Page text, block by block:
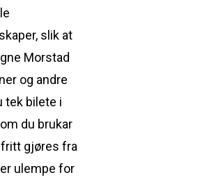
slik at
Morstad
og andre
tek bilete i
du brukar
gjøres fra
ulempe for